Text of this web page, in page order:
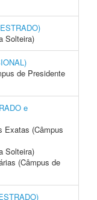
Solteira)
de Presidente
e
Exatas (Câmpus
Solteira)
(Câmpus de